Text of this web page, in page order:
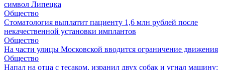
символ Липецка
Общество
Стоматология выплатит пациенту 1,6 млн рублей после
некачественной установки имплантов
Общество
На части улицы Московской вводится ограничение движения
Общество
Напал на отца с тесаком, изранил двух собак и угнал машину: